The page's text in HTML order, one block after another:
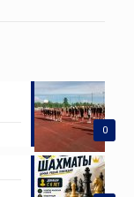
0